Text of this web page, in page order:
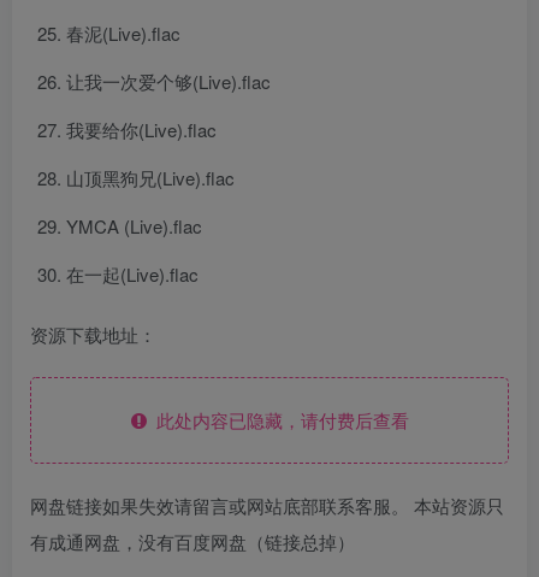
春泥(Live).flac
让我一次爱个够(Live).flac
我要给你(Live).flac
山顶黑狗兄(Live).flac
YMCA (Live).flac
在一起(Live).flac
资源下载地址：
此处内容已隐藏，请付费后查看
网盘链接如果失效请留言或网站底部联系客服。 本站资源只
有成通网盘，没有百度网盘（链接总掉）